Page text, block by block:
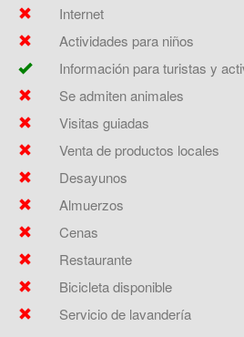
Internet
Actividades para niños
Información para turistas y
Se admiten animales
Visitas guiadas
Venta de productos locales
Desayunos
Almuerzos
Cenas
Restaurante
Bicicleta disponible
Servicio de lavandería